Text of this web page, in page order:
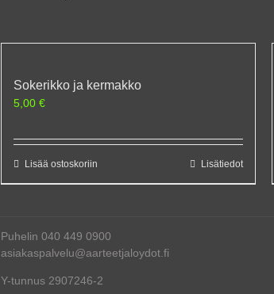
Sokerikko ja kermakko
5,00 €
Lisää ostoskoriin Lisätiedot
Puhelin 040 449 0900
asiakaspalvelu@aarteetjaloydot.fi
Y-tunnus 2907246-2